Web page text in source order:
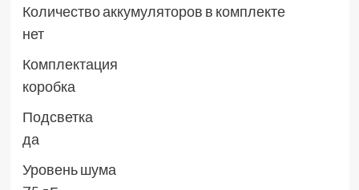
Количество аккумуляторов в комплекте
нет
Комплектация
коробка
Подсветка
да
Уровень шума